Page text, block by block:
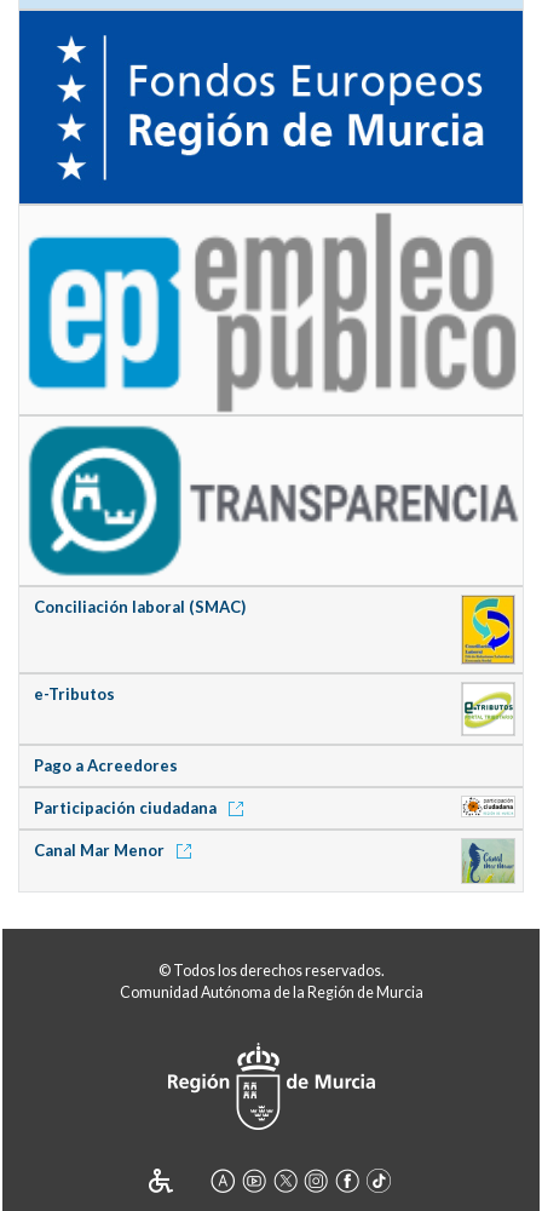
Conciliación laboral (SMAC)
e-Tributos
Pago a Acreedores
Participación ciudadana
Canal Mar Menor
© Todos los derechos reservados.
Comunidad Autónoma de la Región de Murcia